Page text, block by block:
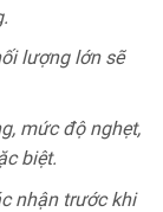
lượng lớn sẽ
mức độ nghẹt,
biệt.
nhận trước khi